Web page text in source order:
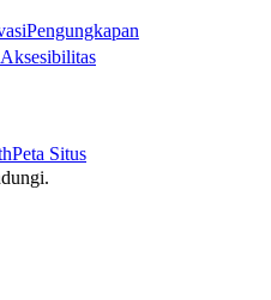
Pengungkapan
Aksesibilitas
Peta Situs